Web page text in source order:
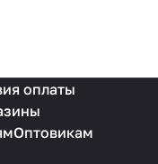
оплаты
Оптовикам